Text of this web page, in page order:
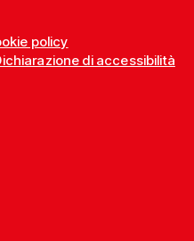
policy
di accessibilità